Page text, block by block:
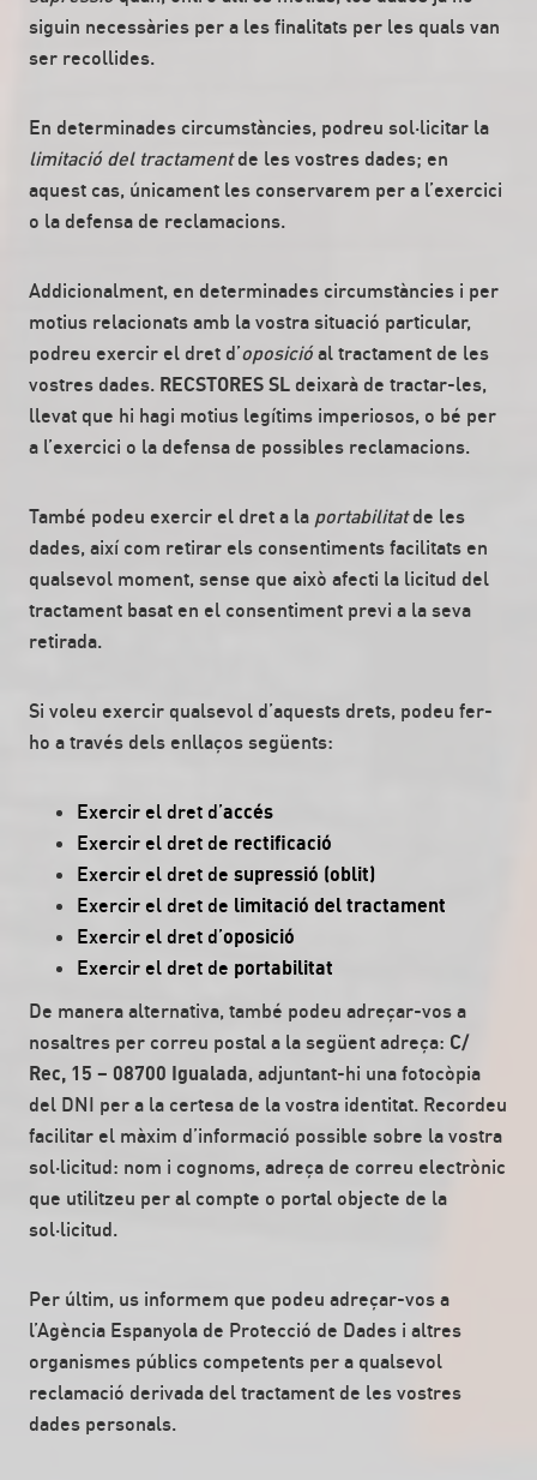
siguin necessàries per a les finalitats per les quals van
ser recollides.
En determinades circumstàncies, podreu sol·licitar la
limitació del tractamentde les vostres dades; en
aquest cas, únicament les conservarem per a l’exercici
o la defensa de reclamacions.
Addicionalment, en determinades circumstàncies i per
motius relacionats amb la vostra situació particular,
podreu exercir el dret d’oposició al tractament de les
vostres dades. RECSTORES SL deixarà de tractar-les,
llevat que hi hagi motius legítims imperiosos, o bé per
a l’exercici o la defensa de possibles reclamacions.
També podeu exercir el dret a la portabilitatde les
dades, així com retirar els consentiments facilitats en
qualsevol moment, sense que això afecti la licitud del
tractament basat en el consentiment previ a la seva
retirada.
Si voleu exercir qualsevol d’aquests drets, podeu fer-
ho a través dels enllaços següents:
Exercir el dret d’accés
Exercir el dret de rectificació
Exercir el dret de supressió (oblit)
Exercir el dret de limitació del tractament
Exercir el dret d’oposició
Exercir el dret de portabilitat
De manera alternativa, també podeu adreçar-vos a
nosaltres per correu postal a la següent adreça: C/
Rec, 15 – 08700 Igualada, adjuntant-hi una fotocòpia
del DNI per a la certesa de la vostra identitat. Recordeu
facilitar el màxim d’informació possible sobre la vostra
sol·licitud: nom i cognoms, adreça de correu electrònic
que utilitzeu per al compte o portal objecte de la
sol·licitud.
Per últim, us informem que podeu adreçar-vos a
l’Agència Espanyola de Protecció de Dades i altres
organismes públics competents per a qualsevol
reclamació derivada del tractament de les vostres
dades personals.